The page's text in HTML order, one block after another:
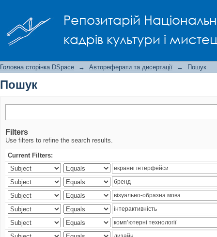
Репозитарій
кадрів культури і
Головна сторінка DSpace → Автореферати та дисертації → Пошук
Пошук
Filters
Use filters to refine the search results.
Current Filters: